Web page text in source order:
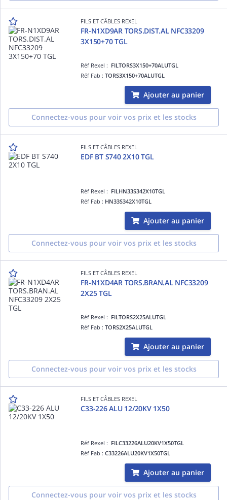
FILS ET CÂBLES REXEL
FR-N1XD9AR TORS.DIST.AL NFC33209
3X150+70 TGL
Réf Rexel : FILTORS3X150+70ALUTGL
Réf Fab :TORS3X150+70ALUTGL
Ajouter au panier
Connectez-vous pour voir vos prix et les stocks
FILS ET CÂBLES REXEL
EDF BT S740 2X10 TGL
Réf Rexel : FILHN33S342X10TGL
Réf Fab : HN33S342X10TGL
Ajouter au panier
Connectez-vous pour voir vos prix et les stocks
FILS ET CÂBLES REXEL
FR-N1XD4AR TORS.BRAN.AL NFC33209
2X25 TGL
Réf Rexel : FILTORS2X25ALUTGL
Réf Fab :TORS2X25ALUTGL
Ajouter au panier
Connectez-vous pour voir vos prix et les stocks
FILS ET CÂBLES REXEL
C33-226 ALU 12/20KV 1X50
Réf Rexel : FILC33226ALU20KV1X50TGL
Réf Fab :C33226ALU20KV1X50TGL
Ajouter au panier
Connectez-vous pour voir vos prix et les stocks